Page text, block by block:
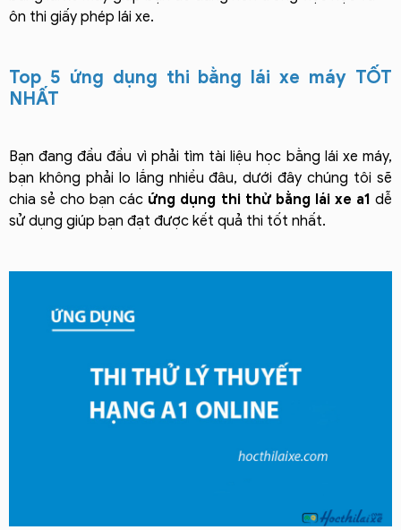
ôn thi giấy phép lái xe.
Top 5 ứng dụng thi bằng lái xe máy TỐT
NHẤT
Bạn đang đầu đầu vì phải tìm tài liệu học bằng lái xe máy,
bạn không phải lo lắng nhiều đâu, dưới đây chúng tôi sẽ
chia sẻ cho bạn các ứng dụng thi thử bằng lái xe a1 dễ
sử dụng giúp bạn đạt được kết quả thi tốt nhất.